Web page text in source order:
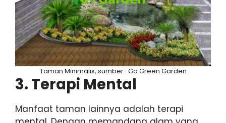
Taman Minimalis, sumber : Go Green Garden
3. Terapi Mental
Manfaat taman lainnya adalah terapi